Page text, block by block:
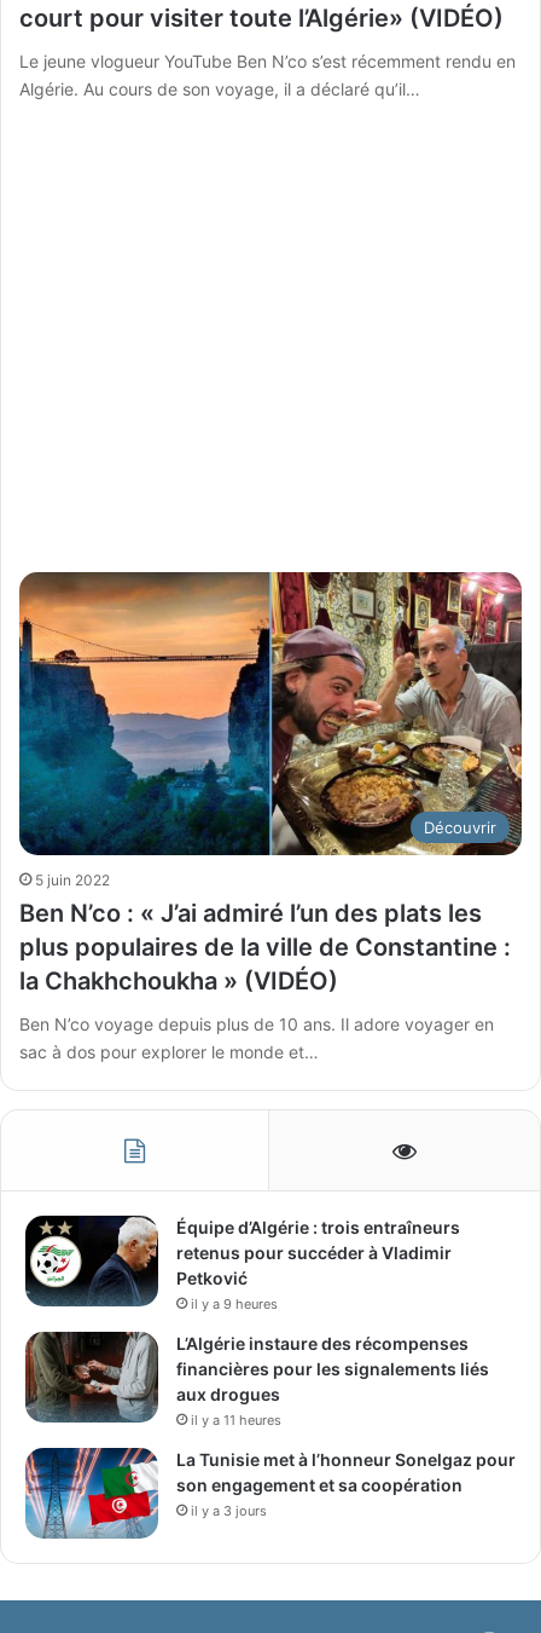
court pour visiter toute l’Algérie» (VIDÉO)
Le jeune vlogueur YouTube Ben N’co s’est récemment rendu en
Algérie. Au cours de son voyage, il a déclaré qu’il…
Découvrir
5 juin 2022
Ben N’co : « J’ai admiré l’un des plats les
plus populaires de la ville de Constantine :
la Chakhchoukha » (VIDÉO)
Ben N’co voyage depuis plus de 10 ans. Il adore voyager en
sac à dos pour explorer le monde et…
Équipe d’Algérie : trois entraîneurs
retenus pour succéder à Vladimir
Petković
il y a 9 heures
L’Algérie instaure des récompenses
financières pour les signalements liés
aux drogues
il y a 11 heures
La Tunisie met à l’honneur Sonelgaz pour
son engagement et sa coopération
il y a 3 jours